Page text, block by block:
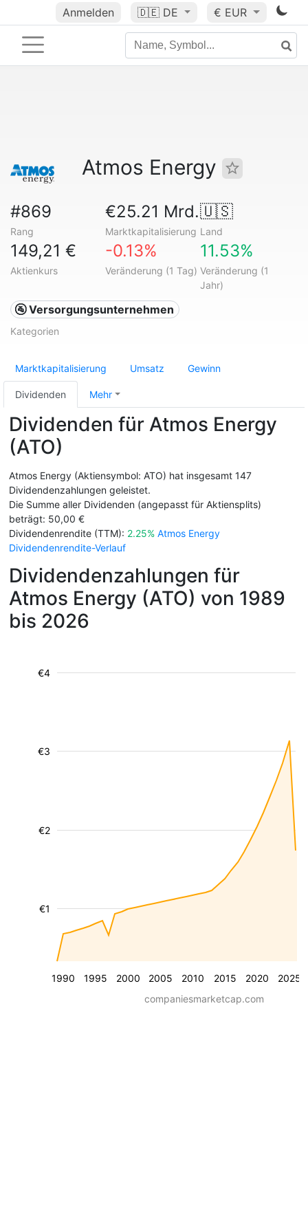
Anmelden 🇩🇪 DE € EUR
Atmos Energy
#869
Rang
€25.21 Mrd.
Marktkapitalisierung
🇺🇸
Land
149,21 €
Aktienkurs
-0.13%
Veränderung (1 Tag)
11.53%
Veränderung (1
Jahr)
🚰 Versorgungsunternehmen
Kategorien
Marktkapitalisierung Umsatz Gewinn
Dividenden Mehr
Dividenden für Atmos Energy
(ATO)
Atmos Energy (Aktiensymbol: ATO) hat insgesamt 147
Dividendenzahlungen geleistet.
Die Summe aller Dividenden (angepasst für Aktiensplits)
beträgt: 50,00 €
Dividendenrendite (TTM): 2.25% Atmos Energy
Dividendenrendite-Verlauf
Dividendenzahlungen für
Atmos Energy (ATO) von 1989
bis 2026
1990 1995 2000 2005 2010 2015 2020 2025
€1
€2
€3
€4
companiesmarketcap.com